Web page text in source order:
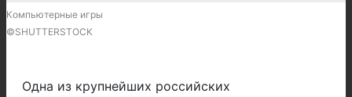
Компьютерные игры
©SHUTTERSTOCK
Одна из крупнейших российских